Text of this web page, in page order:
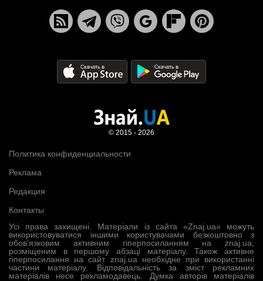
Усі права захищені. Матеріали із сайта «Znaj.ua» можуть
використовуватися іншими користувачами безкоштовно з
обов’язковим активним гіперпосиланням на znaj.ua,
розміщеним в першому абзаці матеріалу. Також активне
гіперпосилання на сайт znaj.ua необхідне при використанні
частини матеріалу. Відповідальність за зміст рекламних
матеріалів несе рекламодавець. Думка авторів матеріалів
Политика конфиденциальности
Реклама
Редакция
Контакты
© 2015 - 2026